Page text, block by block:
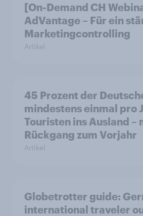
[On-Demand CH
AdVantage – Für ein
Marketingcontrolling
Artikel
45 Prozent der
mindestens einmal pro
Touristen ins Ausland –
Rückgang zum Vorjahr
Artikel
Globetrotter guide:
international traveler